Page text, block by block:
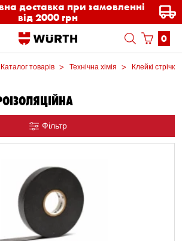
доставка при замовленні
від 2000 грн
0
Каталог товарів Технічна хімія Клейкі стрічки
Фільтр